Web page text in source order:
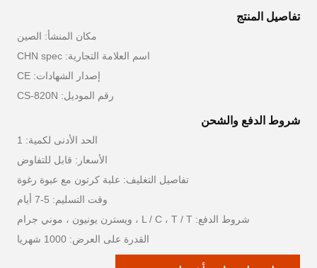
تفاصيل المنتج
مكان المنشأ: الصين
اسم العلامة التجارية: CHN spec
إصدار الشهادات: CE
رقم الموديل: CS-820N
شروط الدفع والشحن
الحد الأدنى لكمية: 1
الأسعار: قابل للتفاوض
تفاصيل التغليف: علبة كرتون مع عبوة رغوة
وقت التسليم: 5-7 أيام
شروط الدفع: L / C ، T / T ، ويسترن يونيون ، موني جرام
القدرة على العرض: 1000 شهريا